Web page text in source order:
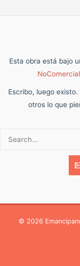
Esta obra está bajo
Escribo, luego
otros lo que
Buscar:
© 2026